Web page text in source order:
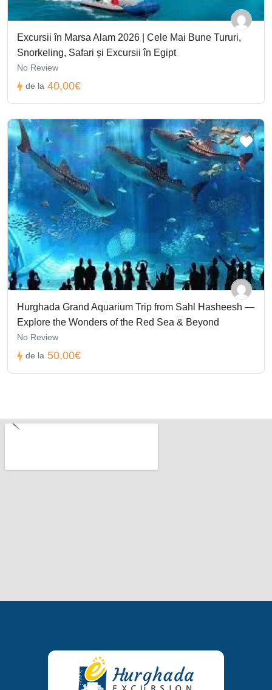
Excursii în Marsa Alam 2026 | Cele Mai Bune Tururi,
Snorkeling, Safari și Excursii în Egipt
No Review
de la 40,00€
Hurghada Grand Aquarium Trip from Sahl Hasheesh —
Explore the Wonders of the Red Sea & Beyond
No Review
de la 50,00€